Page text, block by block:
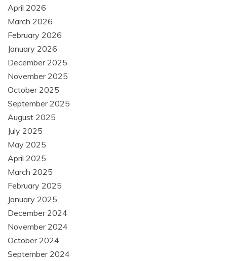
April 2026
March 2026
February 2026
January 2026
December 2025
November 2025
October 2025
September 2025
August 2025
July 2025
May 2025
April 2025
March 2025
February 2025
January 2025
December 2024
November 2024
October 2024
September 2024